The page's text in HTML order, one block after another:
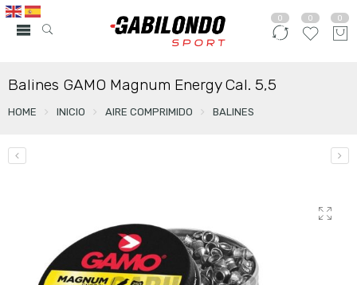
0 0 0
Balines GAMO Magnum Energy Cal. 5,5
HOME INICIO AIRE COMPRIMIDO BALINES